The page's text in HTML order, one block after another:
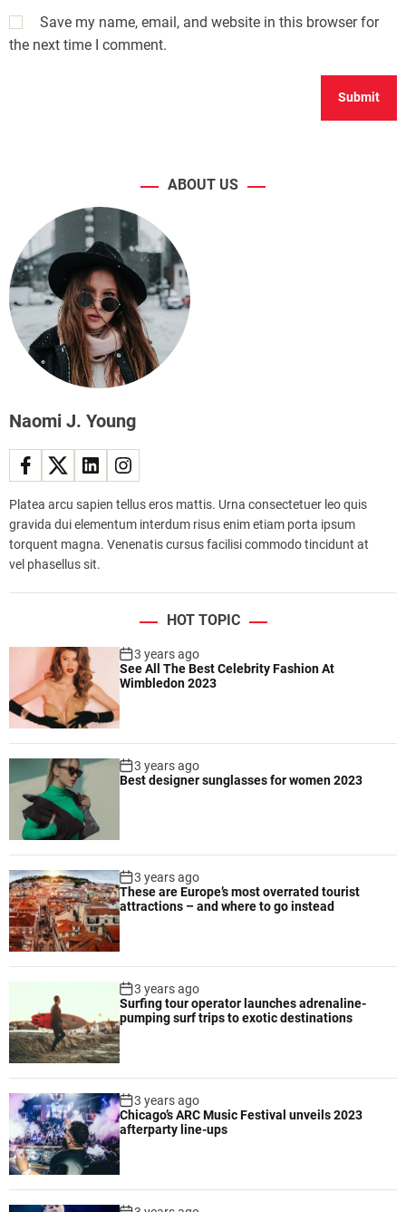
Save my name, email, and website in this browser for
the next time I comment.
ABOUT US
Naomi J. Young
Platea arcu sapien tellus eros mattis. Urna consectetuer leo quis
gravida dui elementum interdum risus enim etiam porta ipsum
torquent magna. Venenatis cursus facilisi commodo tincidunt at
vel phasellus sit.
HOT TOPIC
3 years ago
See All The Best Celebrity Fashion At
Wimbledon 2023
3 years ago
Best designer sunglasses for women 2023
3 years ago
These are Europe’s most overrated tourist
attractions – and where to go instead
3 years ago
Surfing tour operator launches adrenaline-
pumping surf trips to exotic destinations
3 years ago
Chicago’s ARC Music Festival unveils 2023
afterparty line-ups